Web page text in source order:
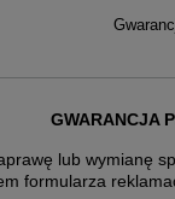
GWARANCJA
lub wymianę
formularza